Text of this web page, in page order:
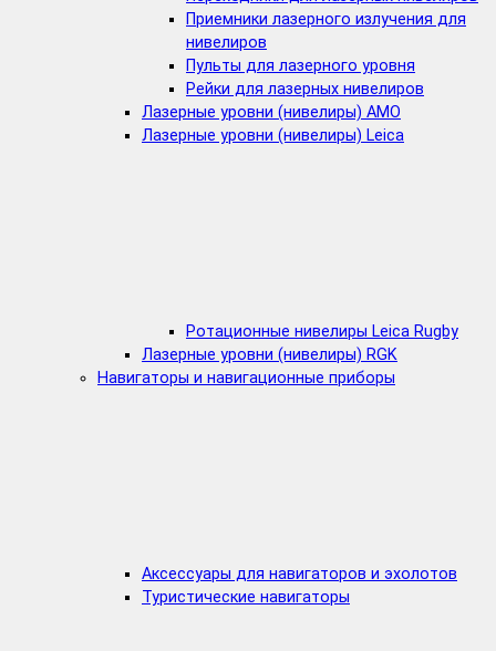
Приемники лазерного излучения для
нивелиров
Пульты для лазерного уровня
Рейки для лазерных нивелиров
Лазерные уровни (нивелиры) AMO
Лазерные уровни (нивелиры) Leica
Ротационные нивелиры Leica Rugby
Лазерные уровни (нивелиры) RGK
Навигаторы и навигационные приборы
Аксессуары для навигаторов и эхолотов
Туристические навигаторы